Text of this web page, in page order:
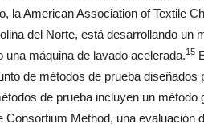
la American Association of Textile
del Norte, está desarrollando un
una máquina de lavado acelerada.15
de métodos de prueba
de prueba incluyen un
Consortium Method, una evaluación